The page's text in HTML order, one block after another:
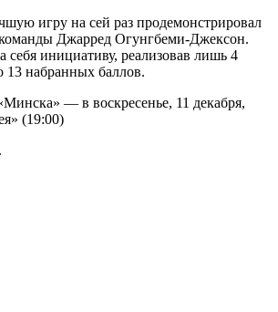
игру на сей раз продемонстрировал
Джарред Огунгбеми-Джексон.
себя инициативу, реализовав лишь 4
13 набранных баллов.
— в воскресенье, 11 декабря,
(19:00)